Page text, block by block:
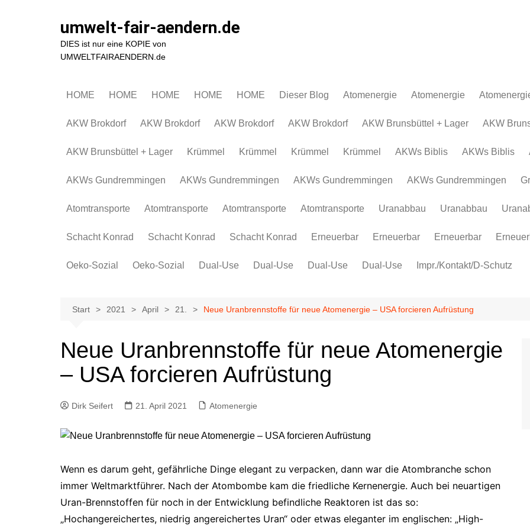
umwelt-fair-aendern.de
DIES ist nur eine KOPIE von
UMWELTFAIRAENDERN.de
HOME HOME HOME HOME HOME Dieser Blog Atomenergie
Atomkraftwerke
AKW
Krümmel
AKWs Biblis
Atomenergie
Atomkraftwerke
Atommüll
Rohstoffe und Konflikte
Atommüll
Rohstoffe
AKW Brokdorf AKW Brokdorf AKW Brokdorf AKW Brokdorf AKW Brunsbüttel + Lager AKW
AKW Brunsbüttel + Lager Krümmel Krümmel Krümmel Krümmel AKWs Biblis AKWs Biblis
AKWs Gundremmingen AKWs Gundremmingen AKWs Gundremmingen AKWs Gundremmingen
Atomtransporte Atomtransporte Atomtransporte Atomtransporte Uranabbau Uranabbau
Schacht Konrad Schacht Konrad Schacht Konrad Erneuerbar Erneuerbar Erneuerbar
Oeko-Sozial
Arbeitsplätze
IG Metall
Oeko-Sozial
Arbeitsplätze
IG Metall
Dual-Use Dual-Use Dual-Use Dual-Use Impr./Kontakt/D-Schutz
Start 2021 April 21. Neue Uranbrennstoffe für neue Atomenergie – USA forcieren Aufrüstung
Neue Uranbrennstoffe für neue Atomenergie
– USA forcieren Aufrüstung
Dirk Seifert 21. April 2021 Atomenergie
Wenn es darum geht, gefährliche Dinge elegant zu verpacken, dann war die Atombranche schon
immer Weltmarktführer. Nach der Atombombe kam die friedliche Kernenergie. Auch bei neuartigen
Uran-Brennstoffen für noch in der Entwicklung befindliche Reaktoren ist das so:
„Hochangereichertes, niedrig angereichertes Uran“ oder etwas eleganter im englischen: „High-